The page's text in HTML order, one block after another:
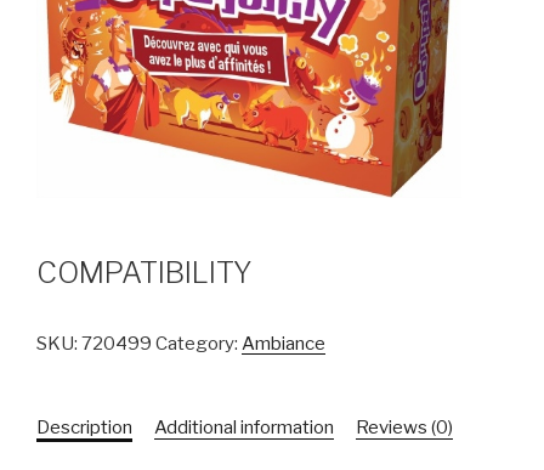
COMPATIBILITY
SKU: 720499 Category: Ambiance
Description Additional information Reviews (0)